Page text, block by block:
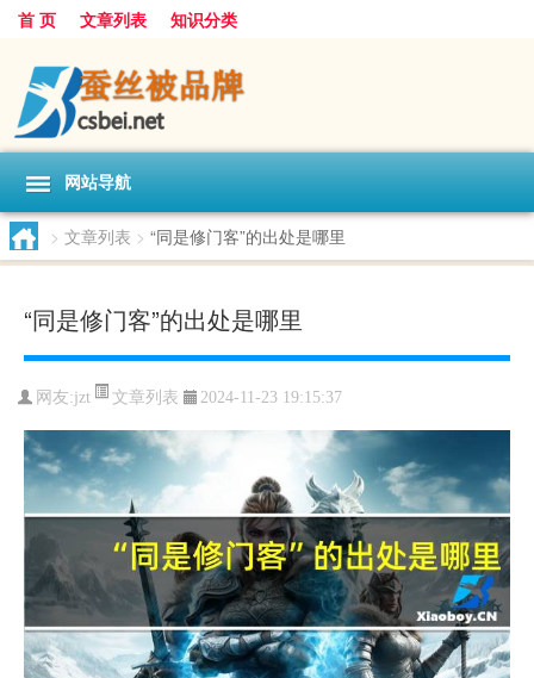
首 页 文章列表 知识分类
网站导航
> 文章列表 > “同是修门客”的出处是哪里
“同是修门客”的出处是哪里
网友:jzt 文章列表 2024-11-23 19:15:37